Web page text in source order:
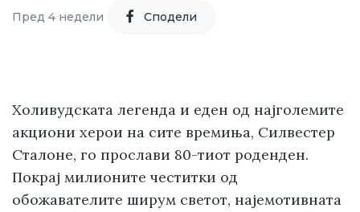
Пред 4 недели Cподели
Холивудската легенда и еден од најголемите
акциони херои на сите времиња, Силвестер
Сталоне, го прослави 80-тиот роденден.
Покрај милионите честитки од
обожавателите ширум светот, најемотивната